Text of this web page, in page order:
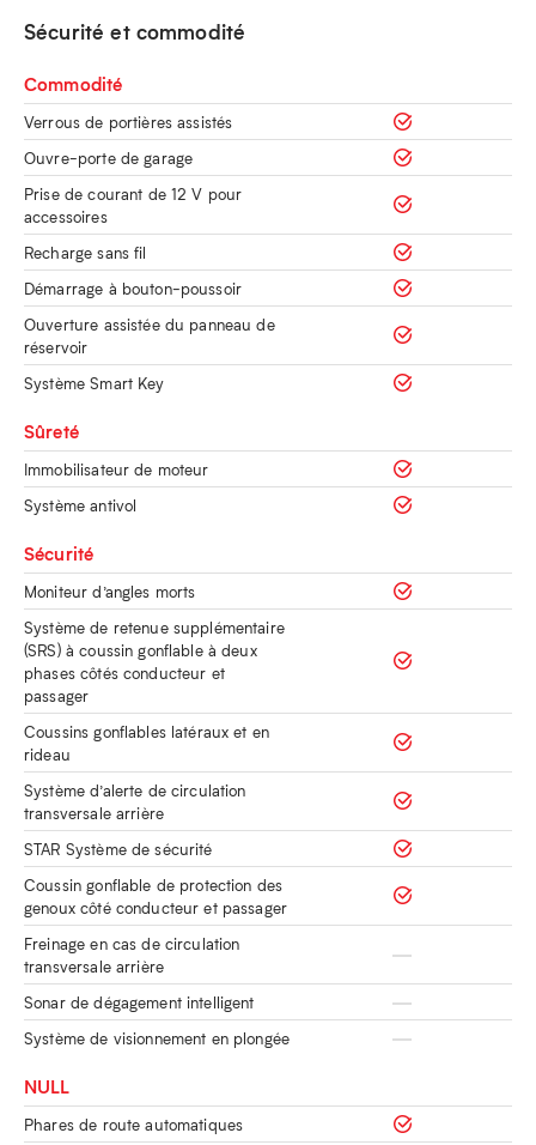
Sécurité et commodité
Commodité
Verrous de portières assistés
Ouvre-porte de garage
Prise de courant de 12 V pour
accessoires
Recharge sans fil
Démarrage à bouton-poussoir
Ouverture assistée du panneau de
réservoir
Système Smart Key
Sûreté
Immobilisateur de moteur
Système antivol
Sécurité
Moniteur d’angles morts
Système de retenue supplémentaire
(SRS) à coussin gonflable à deux
phases côtés conducteur et
passager
Coussins gonflables latéraux et en
rideau
Système d’alerte de circulation
transversale arrière
STAR Système de sécurité
Coussin gonflable de protection des
genoux côté conducteur et passager
Freinage en cas de circulation
transversale arrière
Sonar de dégagement intelligent
Système de visionnement en plongée
NULL
Phares de route automatiques